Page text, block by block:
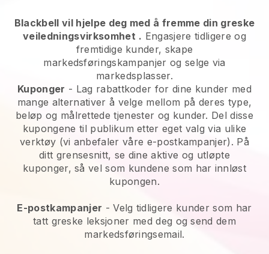
Blackbell vil hjelpe deg med å fremme din greske
veiledningsvirksomhet . Engasjere tidligere og
fremtidige kunder, skape
markedsføringskampanjer og selge via
markedsplasser.
Kuponger - Lag rabattkoder for dine kunder med
mange alternativer å velge mellom på deres type,
beløp og målrettede tjenester og kunder. Del disse
kupongene til publikum etter eget valg via ulike
verktøy (vi anbefaler våre e-postkampanjer). På
ditt grensesnitt, se dine aktive og utløpte
kuponger, så vel som kundene som har innløst
kupongen.
E-postkampanjer -Velg tidligere kunder som har
tatt greske leksjoner med deg og send dem
markedsføringsemail.